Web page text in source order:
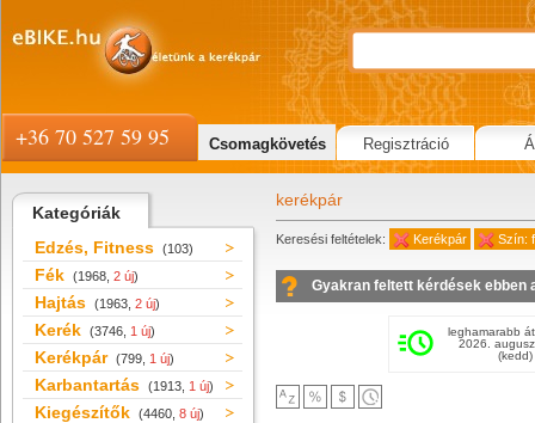
Kategóriák
Edzés, Fitness (103)
Fék (1968, 2 új)
Hajtás (1963, 2 új)
Kerék (3746, 1 új)
Kerékpár (799, 1 új)
Karbantartás (1913, 1 új)
Kiegészítők (4460, 8 új)
kerékpár
Keresési feltételek: Kerékpár Szín:
Gyakran feltett kérdések ebben
leghamarabb
2026.
(kedd)
+36 70 527 59 95 Csomagkövetés Regisztráció